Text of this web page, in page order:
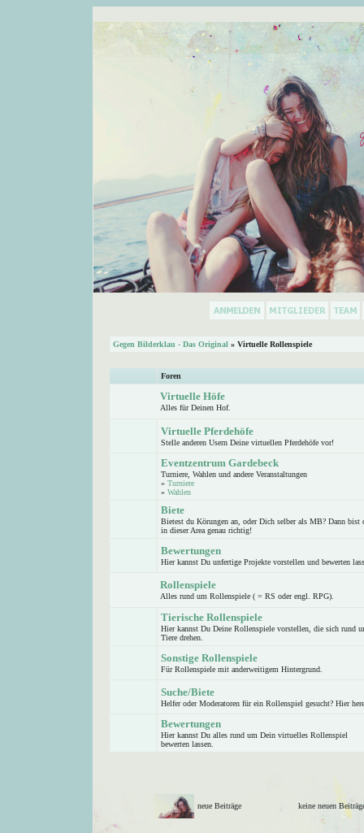
Gegen Bilderklau - Das Original » Virtuelle Rollenspiele
Foren
Virtuelle Höfe
Alles für Deinen Hof.
Virtuelle Pferdehöfe
Stelle anderen Usern Deine virtuellen Pferdehöfe vor!
Eventzentrum Gardebeck
Turniere, Wahlen und andere Veranstaltungen
» Turniere
» Wahlen
Biete
Bietest du Körungen an, oder Dich selber als MB? Dann bist
in dieser Area genau richtig!
Bewertungen
Hier kannst Du unfertige Projekte vorstellen und bewerten
Rollenspiele
Alles rund um Rollenspiele ( = RS oder engl. RPG).
Tierische Rollenspiele
Hier kannst Du Deine Rollenspiele vorstellen, die sich rund
Tiere drehen.
Sonstige Rollenspiele
Für Rollenspiele mit anderweitigem Hintergrund.
Suche/Biete
Helfer oder Moderatoren für ein Rollenspiel gesucht? Hier
Bewertungen
Hier kannst Du alles rund um Dein virtuelles Rollenspiel
bewerten lassen.
neue Beiträge keine neuen